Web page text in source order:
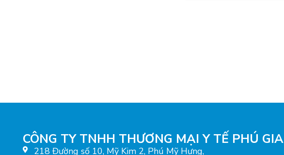
CÔNG TY TNHH THƯƠNG MẠI Y TẾ PHÚ GIA
218 Đường số 10, Mỹ Kim 2, Phú Mỹ Hưng,